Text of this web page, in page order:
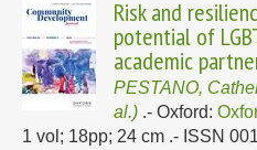
Risk and
potential of
academic
PESTANO,
al.) .- Oxford:
1 vol; 18pp; 24 cm .- ISSN